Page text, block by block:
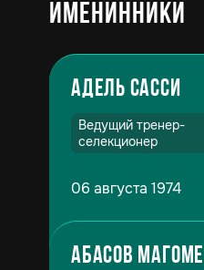
Именинники
Адель Сасси
Ведущий тренер-
селекционер
06 августа 1974
Абасов